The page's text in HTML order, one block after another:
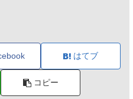
はてブ
コピー